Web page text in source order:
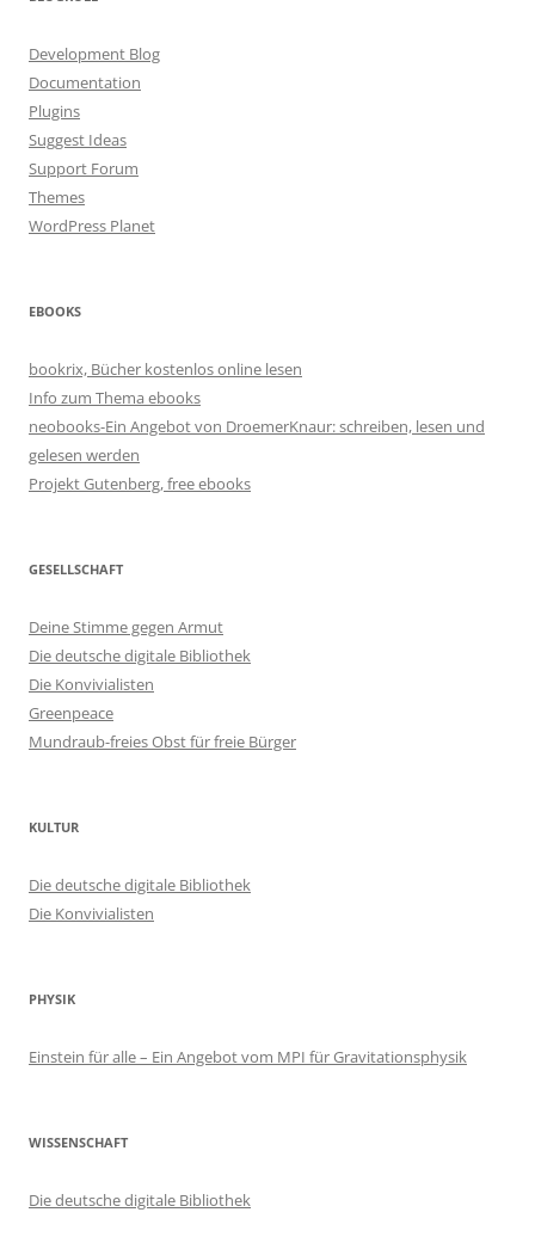
Development Blog
Documentation
Plugins
Suggest Ideas
Support Forum
Themes
WordPress Planet
EBOOKS
bookrix, Bücher kostenlos online lesen
Info zum Thema ebooks
neobooks-Ein Angebot von DroemerKnaur: schreiben, lesen und
gelesen werden
Projekt Gutenberg, free ebooks
GESELLSCHAFT
Deine Stimme gegen Armut
Die deutsche digitale Bibliothek
Die Konvivialisten
Greenpeace
Mundraub-freies Obst für freie Bürger
KULTUR
Die deutsche digitale Bibliothek
Die Konvivialisten
PHYSIK
Einstein für alle – Ein Angebot vom MPI für Gravitationsphysik
WISSENSCHAFT
Die deutsche digitale Bibliothek